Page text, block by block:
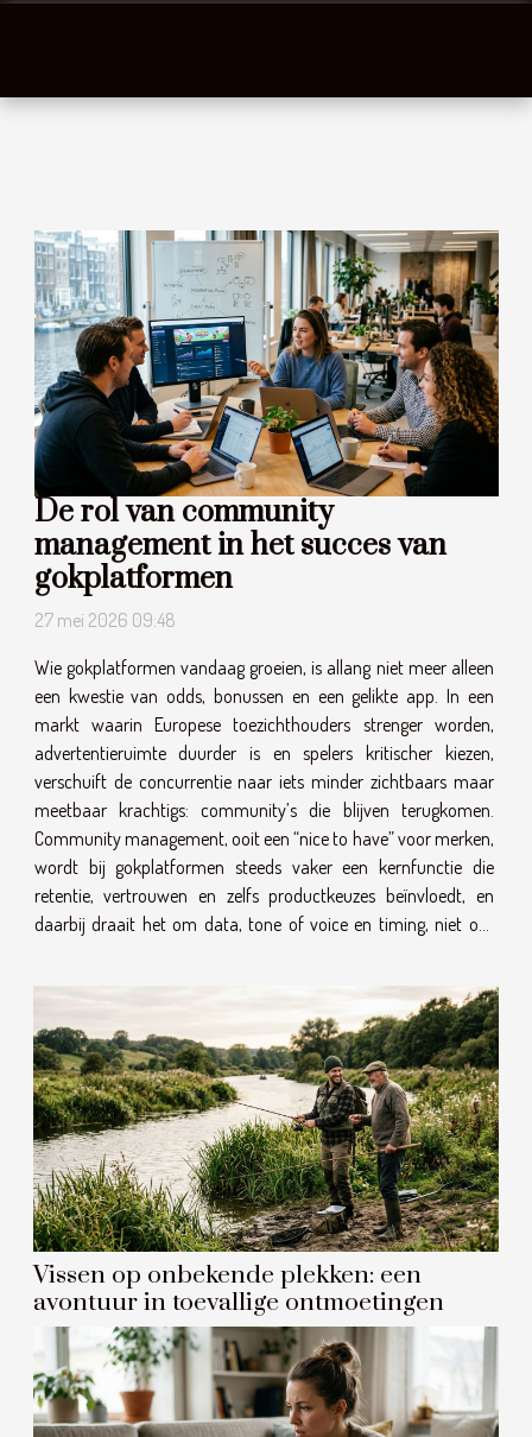
De rol van community
management in het succes van
gokplatformen
27 mei 2026 09:48
Wie gokplatformen vandaag groeien, is allang niet meer alleen
een kwestie van odds, bonussen en een gelikte app. In een
markt waarin Europese toezichthouders strenger worden,
advertentieruimte duurder is en spelers kritischer kiezen,
verschuift de concurrentie naar iets minder zichtbaars maar
meetbaar krachtigs: community’s die blijven terugkomen.
Community management, ooit een “nice to have” voor merken,
wordt bij gokplatformen steeds vaker een kernfunctie die
retentie, vertrouwen en zelfs productkeuzes beïnvloedt, en
daarbij draait het om data, tone of voice en timing, niet om
Vissen op onbekende plekken: een
avontuur in toevallige ontmoetingen